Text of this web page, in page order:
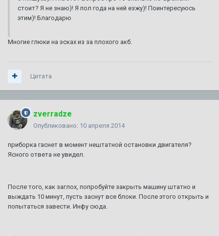
стоит? Я не знаю)! Я пол года на ней езжу)! Поинтересуюсь
этим)! Благодарю
Многие глюки на эсках из за плохого акб.
Цитата
zverradze
Опубликовано: 10 апреля 2014
приборка гаснет в момент нештатной остановки двигателя?
Ясного ответа не увидел.
После того, как заглох, попробуйте закрыть машину штатно и
выждать 10 минут, пусть заснут все блоки. После этого открыть и
попытаться завести. Инфу сюда.